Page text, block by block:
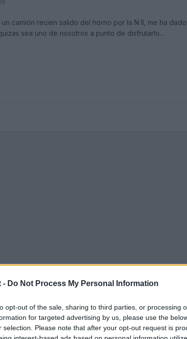
- Do Not Process My Personal Information
opt-out of the sale, sharing to third parties, or processing
for targeted advertising by us, please use the
selection. Please note that after your opt-out request is
un camión recien salido del horno por la N II, me ha
sea uno de nosotros a punto de disfrutarlo...
le matas de un infarto...